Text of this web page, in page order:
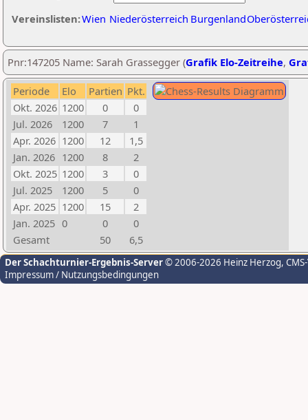
Vereinslisten:Wien Niederösterreich Burgenland
Pnr:147205 Name: Sarah Grassegger (Grafik Elo-Zeitreihe,
Periode Elo Partien Pkt.
Okt. 2026 1200 0
0
Jul. 2026
1200 7
1
Apr. 2026 1200 12
1,5
Jan. 2026 1200 8
2
Okt. 2025 1200 3
0
Jul. 2025
1200 5
0
Apr. 2025 1200 15
2
Jan. 2025 0 0
0
Gesamt
50 6,5
Der Schachturnier-Ergebnis-Server© 2006-2026 Heinz Herzog,
Impressum / Nutzungsbedingungen